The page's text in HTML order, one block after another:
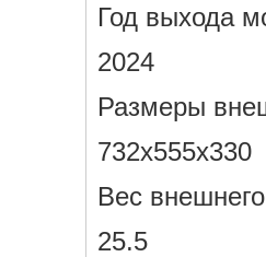
Год выхода
2024
Размеры
732x555x330
Вес
25.5